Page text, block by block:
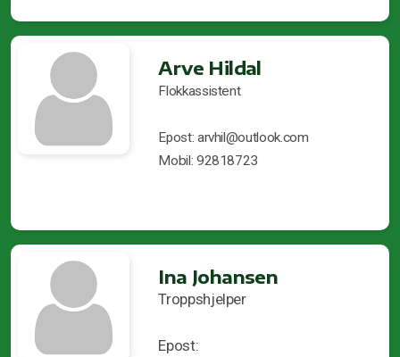
Arve Hildal
Flokkassistent
Epost: arvhil@outlook.com
Mobil: 92818723
Ina Johansen
Troppshjelper
Epost: